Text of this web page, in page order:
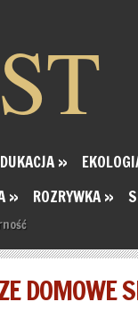
»
» ROZRYWKA »
DOMOWE